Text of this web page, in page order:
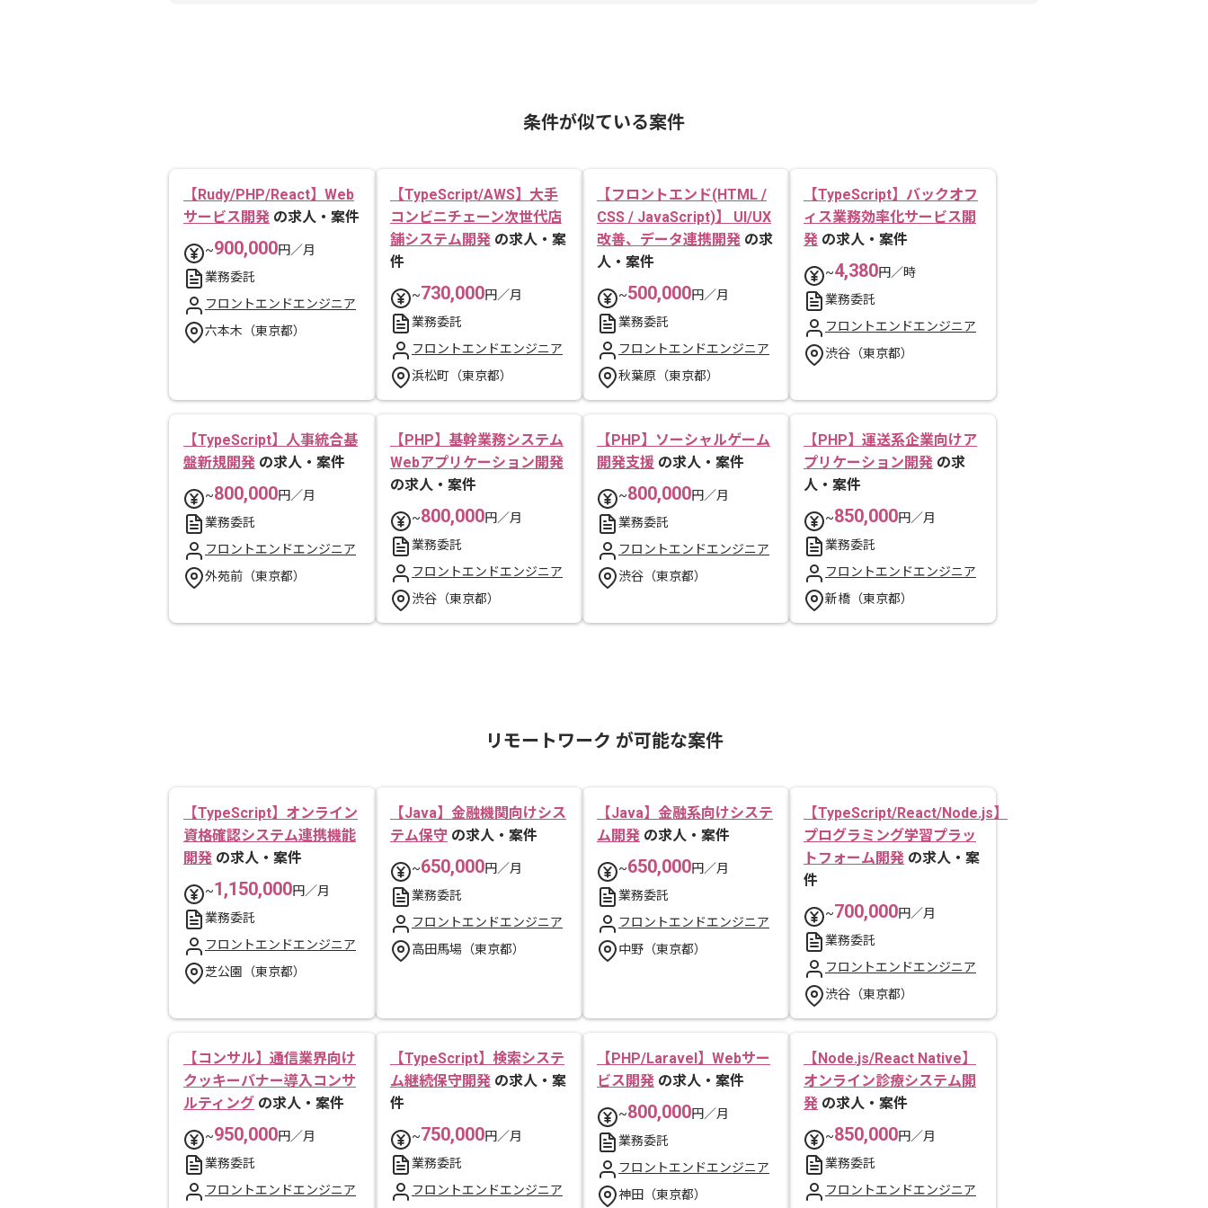
条件が似ている案件
【Rudy/PHP/React】Web
サービス開発 の求人・案件
~900,000円／月
業務委託
フロントエンドエンジニア
六本木（東京都）
【TypeScript/AWS】大手
コンビニチェーン次世代店
舗システム開発 の求人・案
件
~730,000円／月
業務委託
フロントエンドエンジニア
浜松町（東京都）
【フロントエンド(HTML /
CSS / JavaScript)】 UI/UX
改善、データ連携開発 の求
人・案件
~500,000円／月
業務委託
フロントエンドエンジニア
秋葉原（東京都）
【TypeScript】バックオフ
ィス業務効率化サービス開
発 の求人・案件
~4,380円／時
業務委託
フロントエンドエンジニア
渋谷（東京都）
【TypeScript】人事統合基
盤新規開発 の求人・案件
~800,000円／月
業務委託
フロントエンドエンジニア
外苑前（東京都）
【PHP】基幹業務システム
Webアプリケーション開発
の求人・案件
~800,000円／月
業務委託
フロントエンドエンジニア
渋谷（東京都）
【PHP】ソーシャルゲーム
開発支援 の求人・案件
~800,000円／月
業務委託
フロントエンドエンジニア
渋谷（東京都）
【PHP】運送系企業向けア
プリケーション開発 の求
人・案件
~850,000円／月
業務委託
フロントエンドエンジニア
新橋（東京都）
リモートワーク が可能な案件
【TypeScript】オンライン
資格確認システム連携機能
開発 の求人・案件
~1,150,000円／月
業務委託
フロントエンドエンジニア
芝公園（東京都）
【Java】金融機関向けシス
テム保守 の求人・案件
~650,000円／月
業務委託
フロントエンドエンジニア
高田馬場（東京都）
【Java】金融系向けシステ
ム開発 の求人・案件
~650,000円／月
業務委託
フロントエンドエンジニア
中野（東京都）
【TypeScript/React/Node.js】
プログラミング学習プラッ
トフォーム開発 の求人・案
件
~700,000円／月
業務委託
フロントエンドエンジニア
渋谷（東京都）
【コンサル】通信業界向け
クッキーバナー導入コンサ
ルティング の求人・案件
~950,000円／月
業務委託
フロントエンドエンジニア
【TypeScript】検索システ
ム継続保守開発 の求人・案
件
~750,000円／月
業務委託
フロントエンドエンジニア
【PHP/Laravel】Webサー
ビス開発 の求人・案件
~800,000円／月
業務委託
フロントエンドエンジニア
神田（東京都）
【Node.js/React Native】
オンライン診療システム開
発 の求人・案件
~850,000円／月
業務委託
フロントエンドエンジニア